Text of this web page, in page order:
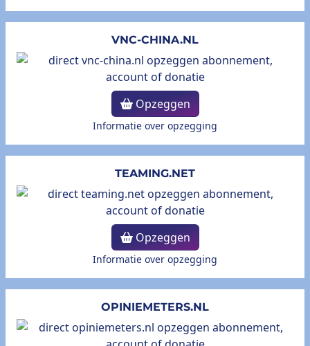
VNC-CHINA.NL
Opzeggen
Informatie over opzegging
TEAMING.NET
Opzeggen
Informatie over opzegging
OPINIEMETERS.NL